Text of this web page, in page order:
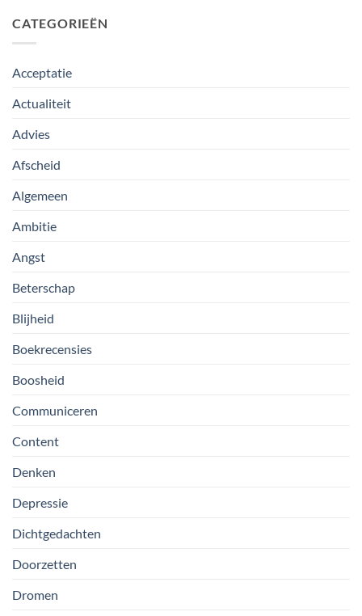
CATEGORIEËN
Acceptatie
Actualiteit
Advies
Afscheid
Algemeen
Ambitie
Angst
Beterschap
Blijheid
Boekrecensies
Boosheid
Communiceren
Content
Denken
Depressie
Dichtgedachten
Doorzetten
Dromen